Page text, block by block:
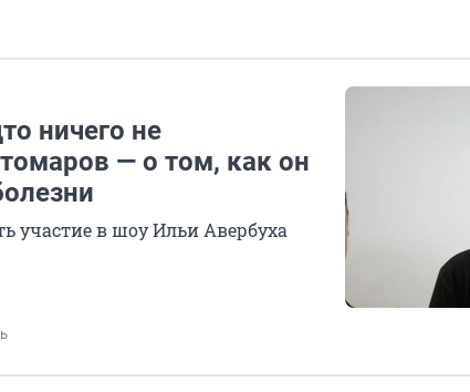
ничего не
— о том, как он
участие в шоу Ильи Авербуха